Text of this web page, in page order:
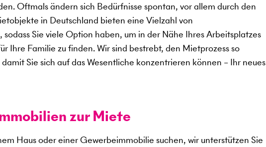
Oftmals ändern sich Bedürfnisse spontan, vor allem durch den
in Deutschland bieten eine Vielzahl von
Sie viele Option haben, um in der Nähe Ihres Arbeitsplatzes
Ihre Familie zu finden. Wir sind bestrebt, den Mietprozess so
Sie sich auf das Wesentliche konzentrieren können – Ihr neues
zur Miete
Haus oder einer Gewerbeimmobilie suchen, wir unterstützen Sie